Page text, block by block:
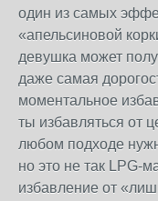
один из самых
«апельсиновой
девушка может
даже самая
моментальное
ты избавляться от
любом подходе
но это не так LPG-
избавление от